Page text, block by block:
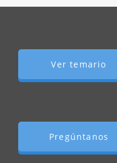
Ver temario
Pregúntanos